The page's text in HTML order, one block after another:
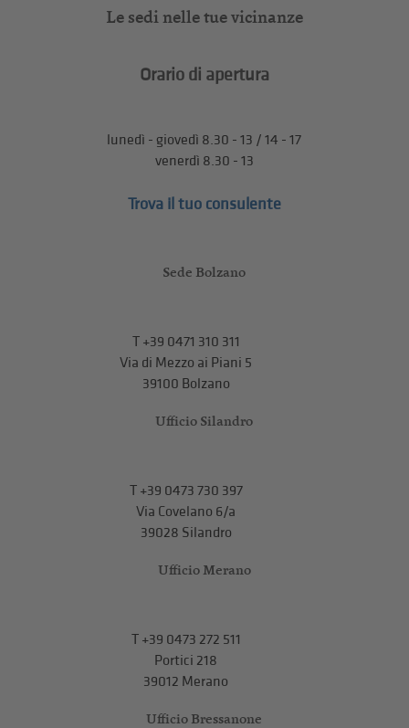
Le sedi nelle tue vicinanze
Orario di apertura
lunedì - giovedì 8.30 - 13 / 14 - 17
venerdì 8.30 - 13
Trova il tuo consulente
Sede Bolzano
T+39 0471 310 311
Via di Mezzo ai Piani 5
39100 Bolzano
Ufficio Silandro
T+39 0473 730 397
Via Covelano 6/a
39028 Silandro
Ufficio Merano
T+39 0473 272 511
Portici 218
39012 Merano
Ufficio Bressanone